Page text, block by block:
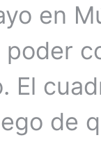
en
poder
El
de